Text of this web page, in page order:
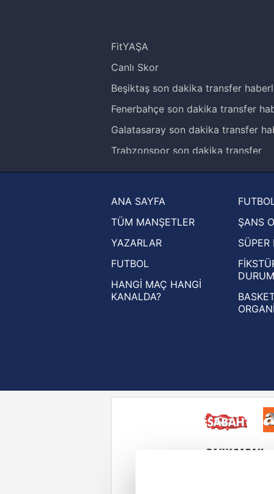
Reddet
FitYAŞA
Canlı Skor
Beşiktaş son dakika transfer
Fenerbahçe son dakika transfer
Galatasaray son dakika transfer
Trabzonspor son dakika transfer
Ziraat Türkiye Kupası haberleri
UEFA Şampiyonlar Ligi haberleri
UEFA Avrupa Ligi haberleri
UEFA Konferans Ligi haberleri
ANA SAYFA
TÜM MANŞETLER
YAZARLAR
FUTBOL
HANGİ MAÇ HANGİ
KANALDA?
ŞANS
SÜPER